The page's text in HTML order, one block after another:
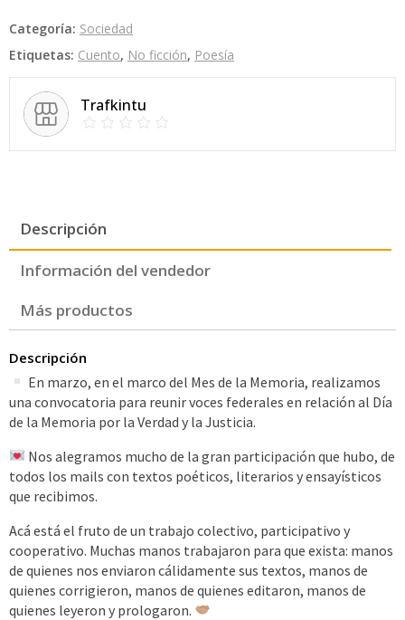
Memoria
cantidad
Categoría: Sociedad
Etiquetas: Cuento, No ficción, Poesía
Trafkintu
Descripción
Información del vendedor
Más productos
Descripción
En marzo, en el marco del Mes de la Memoria, realizamos
una convocatoria para reunir voces federales en relación al Día
de la Memoria por la Verdad y la Justicia.
Nos alegramos mucho de la gran participación que hubo, de
todos los mails con textos poéticos, literarios y ensayísticos
que recibimos.
Acá está el fruto de un trabajo colectivo, participativo y
cooperativo. Muchas manos trabajaron para que exista: manos
de quienes nos enviaron cálidamente sus textos, manos de
quienes corrigieron, manos de quienes editaron, manos de
quienes leyeron y prologaron.